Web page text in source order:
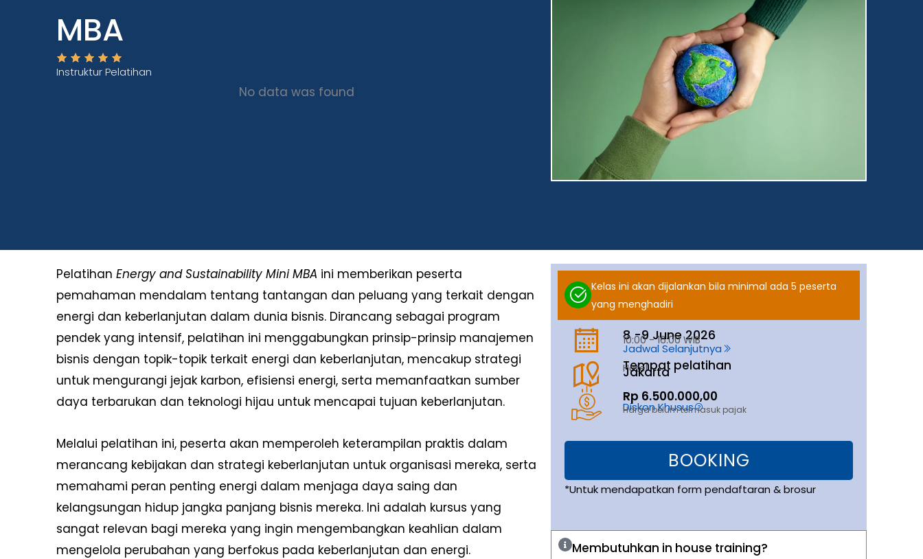
MBA
Instruktur Pelatihan
No data was found
Pelatihan Energy and Sustainability Mini MBA ini memberikan peserta
pemahaman mendalam tentang tantangan dan peluang yang terkait dengan
energi dan keberlanjutan dalam dunia bisnis. Dirancang sebagai program
pendek yang intensif, pelatihan ini menggabungkan prinsip-prinsip manajemen
bisnis dengan topik-topik terkait energi dan keberlanjutan, mencakup strategi
untuk mengurangi jejak karbon, efisiensi energi, serta memanfaatkan sumber
daya terbarukan dan teknologi hijau untuk mencapai tujuan keberlanjutan.
Melalui pelatihan ini, peserta akan memperoleh keterampilan praktis dalam
merancang kebijakan dan strategi keberlanjutan untuk organisasi mereka, serta
memahami peran penting energi dalam menjaga daya saing dan
kelangsungan hidup jangka panjang bisnis mereka. Ini adalah kursus yang
sangat relevan bagi mereka yang ingin mengembangkan keahlian dalam
mengelola perubahan yang berfokus pada keberlanjutan dan energi.
Kelas ini akan dijalankan bila minimal ada 5 peserta
yang menghadiri
8 -9 June 2026
10:00 - 16:00 WIB
Jadwal Selanjutnya
Tempat pelatihan
Hotel
Jakarta
Rp 6.500.000,00
Diskon Khusus
Harga belum termasuk pajak
BOOKING
*Untuk mendapatkan form pendaftaran & brosur
Membutuhkan in house training?